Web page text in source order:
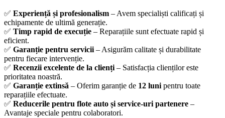
✅ Experiență și profesionalism – Avem specialiști calificați și
echipamente de ultimă generație.
✅ Timp rapid de execuție – Reparațiile sunt efectuate rapid și
eficient.
✅ Garanție pentru servicii – Asigurăm calitate și durabilitate
pentru fiecare intervenție.
✅ Recenzii excelente de la clienți – Satisfacția clienților este
prioritatea noastră.
✅ Garanție extinsă – Oferim garanție de 12 luni pentru toate
reparațiile efectuate.
✅ Reducerile pentru flote auto și service-uri partenere –
Avantaje speciale pentru colaboratori.